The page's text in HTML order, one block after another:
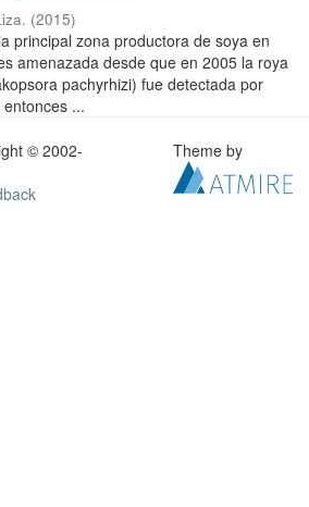
(2015)
principal zona productora de soya en
amenazada desde que en 2005 la roya
pachyrhizi) fue detectada por
...
© 2002-
Theme by